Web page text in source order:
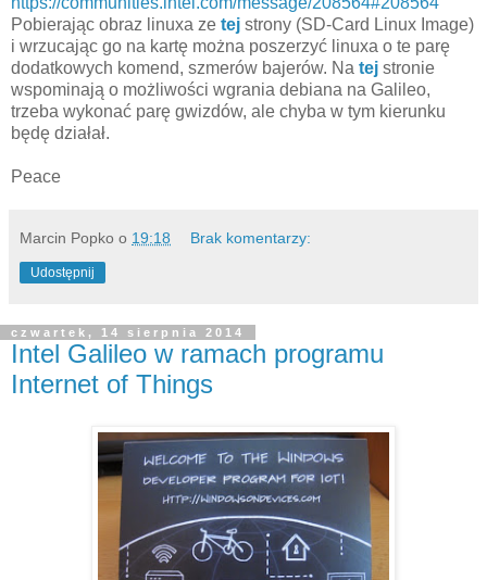
Pobierając obraz linuxa ze tej strony (SD-Card Linux Image)
i wrzucając go na kartę można poszerzyć linuxa o te parę
dodatkowych komend, szmerów bajerów. Na tej stronie
wspominają o możliwości wgrania debiana na Galileo,
trzeba wykonać parę gwizdów, ale chyba w tym kierunku
będę działał.
Peace
Marcin Popko o 19:18 Brak komentarzy:
Udostępnij
czwartek, 14 sierpnia 2014
Intel Galileo w ramach programu
Internet of Things